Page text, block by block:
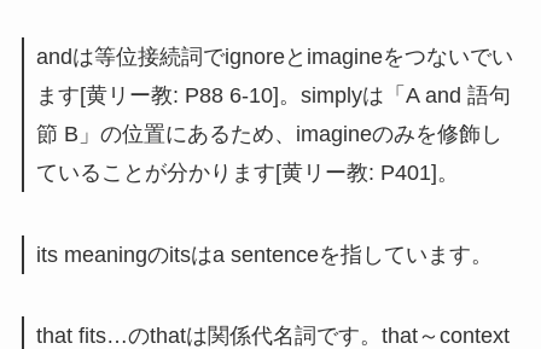
andは等位接続詞でignoreとimagineをつないでい
ます[黄リー教: P88 6-10]。simplyは「A and 語句
節 B」の位置にあるため、imagineのみを修飾し
ていることが分かります[黄リー教: P401]。
its meaningのitsはa sentenceを指しています。
that fits…のthatは関係代名詞です。that～context